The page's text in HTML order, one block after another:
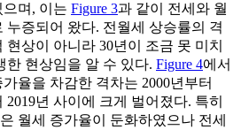
며, 이는 Figure 3과 같이 전세와 월
누증되어 왔다. 전월세 상승률의 격
상이 아니라 30년이 조금 못 미치
한 현상임을 알 수 있다. Figure 4에서
율을 차감한 격차는 2000년부터
2019년 사이에 크게 벌어졌다. 특히
월세 증가율이 둔화하였으나 전세